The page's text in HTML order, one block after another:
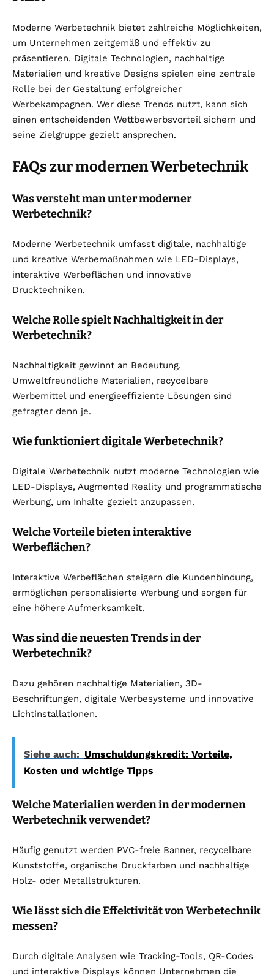
Moderne Werbetechnik bietet zahlreiche Möglichkeiten,
um Unternehmen zeitgemäß und effektiv zu
präsentieren. Digitale Technologien, nachhaltige
Materialien und kreative Designs spielen eine zentrale
Rolle bei der Gestaltung erfolgreicher
Werbekampagnen. Wer diese Trends nutzt, kann sich
einen entscheidenden Wettbewerbsvorteil sichern und
seine Zielgruppe gezielt ansprechen.
FAQs zur modernen Werbetechnik
Was versteht man unter moderner
Werbetechnik?
Moderne Werbetechnik umfasst digitale, nachhaltige
und kreative Werbemaßnahmen wie LED-Displays,
interaktive Werbeflächen und innovative
Drucktechniken.
Welche Rolle spielt Nachhaltigkeit in der
Werbetechnik?
Nachhaltigkeit gewinnt an Bedeutung.
Umweltfreundliche Materialien, recycelbare
Werbemittel und energieeffiziente Lösungen sind
gefragter denn je.
Wie funktioniert digitale Werbetechnik?
Digitale Werbetechnik nutzt moderne Technologien wie
LED-Displays, Augmented Reality und programmatische
Werbung, um Inhalte gezielt anzupassen.
Welche Vorteile bieten interaktive
Werbeflächen?
Interaktive Werbeflächen steigern die Kundenbindung,
ermöglichen personalisierte Werbung und sorgen für
eine höhere Aufmerksamkeit.
Was sind die neuesten Trends in der
Werbetechnik?
Dazu gehören nachhaltige Materialien, 3D-
Beschriftungen, digitale Werbesysteme und innovative
Lichtinstallationen.
Siehe auch: Umschuldungskredit: Vorteile,
Kosten und wichtige Tipps
Welche Materialien werden in der modernen
Werbetechnik verwendet?
Häufig genutzt werden PVC-freie Banner, recycelbare
Kunststoffe, organische Druckfarben und nachhaltige
Holz- oder Metallstrukturen.
Wie lässt sich die Effektivität von Werbetechnik
messen?
Durch digitale Analysen wie Tracking-Tools, QR-Codes
und interaktive Displays können Unternehmen die